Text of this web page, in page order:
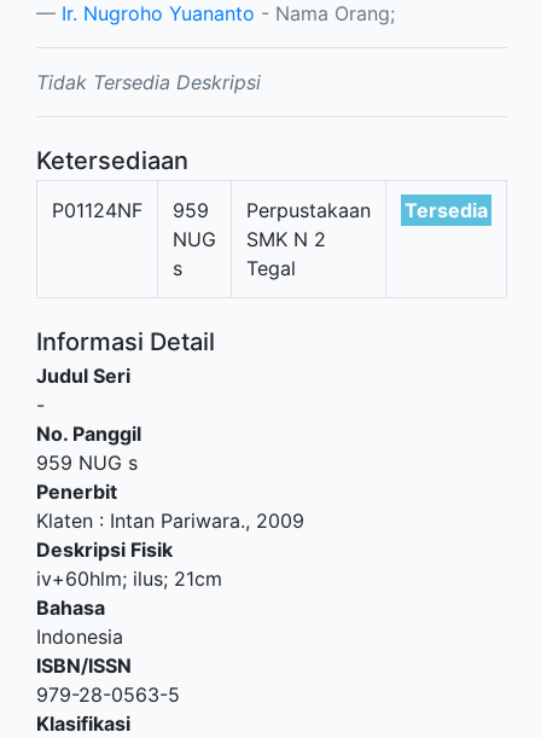
Ir. Nugroho Yuananto - Nama Orang;
Tidak Tersedia Deskripsi
Ketersediaan
P01124NF
959
NUG
s
Perpustakaan
SMK N 2
Tegal
Tersedia
Informasi Detail
Judul Seri
-
No. Panggil
959 NUG s
Penerbit
Klaten : Intan Pariwara., 2009
Deskripsi Fisik
iv+60hlm; ilus; 21cm
Bahasa
Indonesia
ISBN/ISSN
979-28-0563-5
Klasifikasi